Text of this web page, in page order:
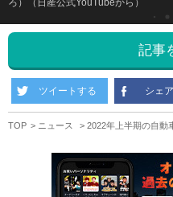
ろ）（日産公式YouTubeから）
記事
ツイートする シェ
TOP ニュース 2022年上半期の自動